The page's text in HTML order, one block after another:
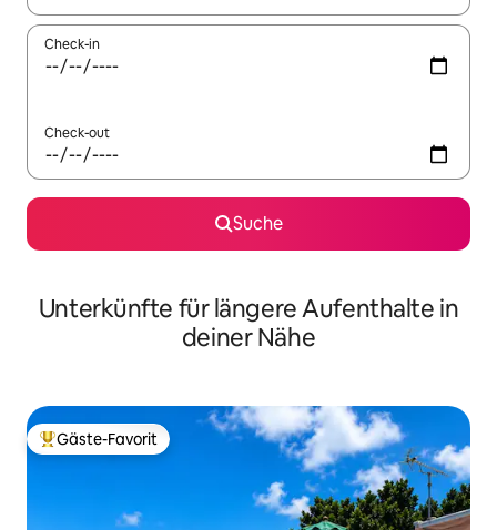
Check-in
Check-out
Suche
Unterkünfte für längere Aufenthalte in
deiner Nähe
Beliebter Gäste-Favorit.
Gäste-Favorit